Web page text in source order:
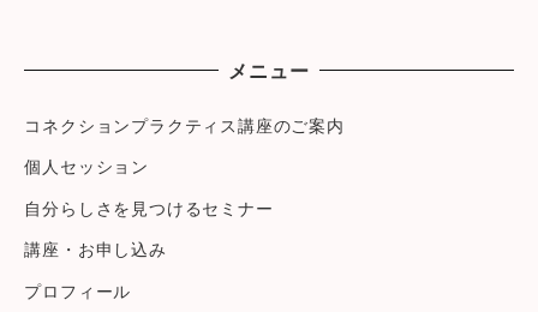
メニュー
コネクションプラクティス講座のご案内
個人セッション
自分らしさを見つけるセミナー
講座・お申し込み
プロフィール